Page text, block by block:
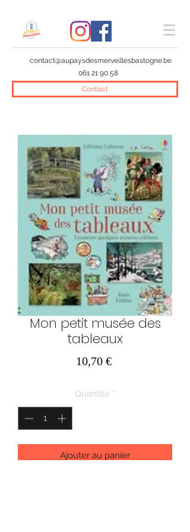
contact@aupaysdesmerveillesbastogne.be
061 21 90 58
Contact
Mon petit musée des
tableaux
10,70 €Prix
Quantité *
Ajouter au panier